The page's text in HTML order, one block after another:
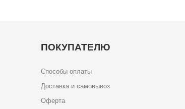
ПОКУПАТЕЛЮ
Способы оплаты
Доставка и самовывоз
Оферта